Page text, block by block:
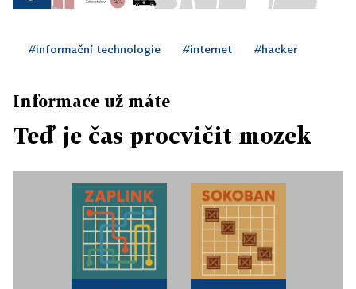
#informační technologie #internet #hacker
Informace už máte
Teď je čas procvičit mozek